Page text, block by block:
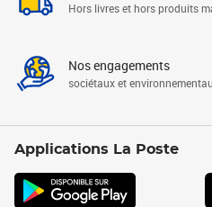
Hors livres et hors produits
Nos engagements
sociétaux et
Applications La Poste